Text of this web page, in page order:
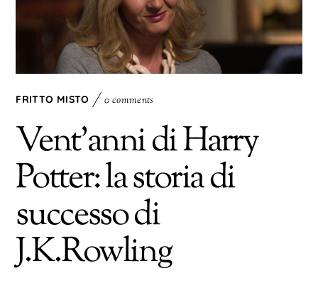
FRITTO MISTO 0 comments
Vent’anni di Harry
Potter: la storia di
successo di
J.K.Rowling